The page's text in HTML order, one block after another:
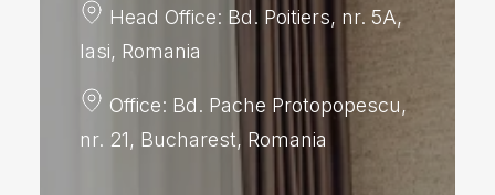
Head Office: Bd. Poitiers, nr. 5A,
Iasi, Romania
Office: Bd. Pache Protopopescu,
nr. 21, Bucharest, Romania